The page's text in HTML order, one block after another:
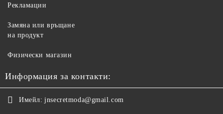
Рекламации
Замяна или връщане
на продукт
Физически магазин
Информация за контакти:
Имейл: jnsecretmoda@gmail.com